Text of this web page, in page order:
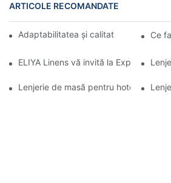
ARTICOLE RECOMANDATE
Adaptabilitatea și calitatea huselor de
Ce
ELIYA Linens vă invită la Expoziția
Lenjerie de masă pentru hotel: